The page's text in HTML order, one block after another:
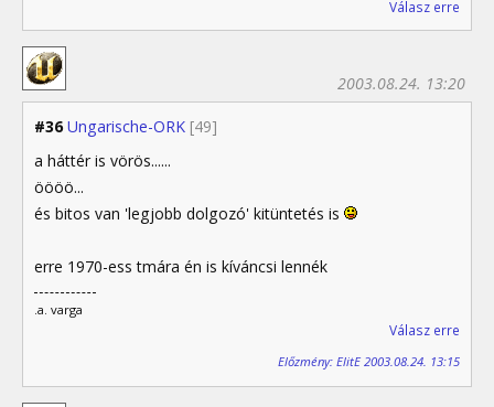
Válasz erre
#36 Ungarische-ORK [49]
2003.08.24. 13:20
a háttér is vörös......
öööö...
és bitos van 'legjobb dolgozó' kitüntetés is
erre 1970-ess tmára én is kíváncsi lennék
.a. varga
Válasz erre
Előzmény: ElitE 2003.08.24. 13:15